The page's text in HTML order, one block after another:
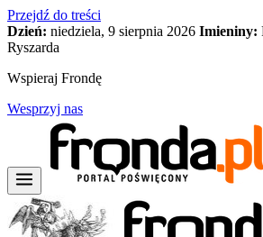
Przejdź do treści
Dzień: niedziela, 9 sierpnia 2026 Imieniny:
Ryszarda
Wspieraj Frondę
Wesprzyj nas